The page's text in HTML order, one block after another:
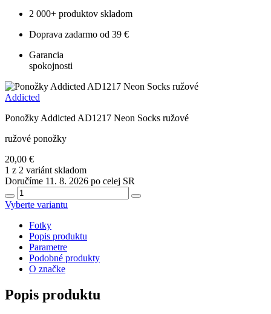
2 000+ produktov skladom
Doprava zadarmo od 39 €
Garancia
spokojnosti
Addicted
Ponožky Addicted AD1217 Neon Socks ružové
ružové ponožky
20,00 €
1 z 2 variánt skladom
Doručíme 11. 8. 2026 po celej SR
Vyberte variantu
Fotky
Popis produktu
Parametre
Podobné produkty
O značke
Popis produktu